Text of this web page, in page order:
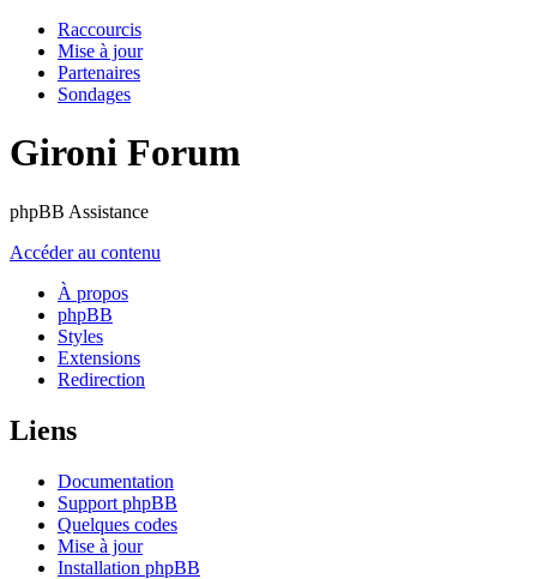
Raccourcis
Mise à jour
Partenaires
Sondages
Gironi Forum
phpBB Assistance
Accéder au contenu
À propos
phpBB
Styles
Extensions
Redirection
Liens
Documentation
Support phpBB
Quelques codes
Mise à jour
Installation phpBB